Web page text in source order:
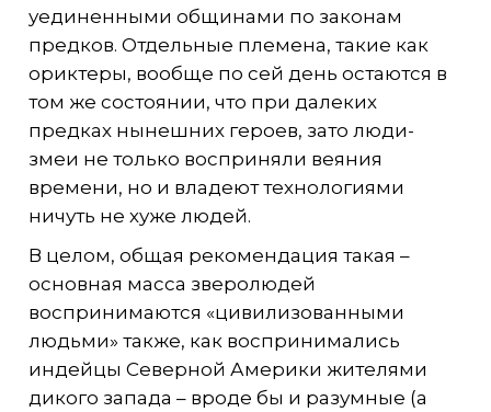
уединенными общинами по законам
предков. Отдельные племена, такие как
ориктеры, вообще по сей день остаются в
том же состоянии, что при далеких
предках нынешних героев, зато люди-
змеи не только восприняли веяния
времени, но и владеют технологиями
ничуть не хуже людей.
В целом, общая рекомендация такая –
основная масса зверолюдей
воспринимаются «цивилизованными
людьми» также, как воспринимались
индейцы Северной Америки жителями
дикого запада – вроде бы и разумные (а